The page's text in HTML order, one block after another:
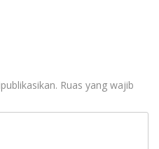
Ruas yang wajib